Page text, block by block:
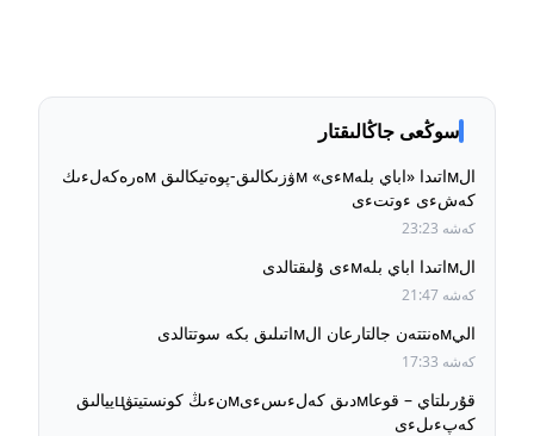
سوڭعى جاڭالىقتار
الмاتىدا «اباي بلەмءى» мۋزىكالىق-پوەتيكالىق мەرەكەلءىك
كەشءى ءوتتءى
كەشە 23:23
الмاتىدا اباي بلەмءى ۇلىقتالدى
كەشە 21:47
اليмەنتتەن جالتارعان الмاتىلىق بكە سوتتالدى
كەشە 17:33
قۇرىلتاي – قوعاмدىق كەلءىسءىмنءىڭ كونستيتۋцييالىق
كەپءىلءى